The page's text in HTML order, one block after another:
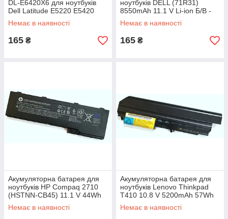
DL-E6420X6 для ноутбуків
Dell Latitude E5220 E5420
5600mAh 10.8 V-Li-ion Б/В -
МІНУС
Немає в наявності
165 ₴
ноутбуків DELL (71R31)
8550mAh 11.1 V Li-ion Б/В -
МІНУС
Немає в наявності
165 ₴
Акумуляторна батарея для
ноутбуків HP Compaq 2710
(HSTNN-CB45) 11.1 V 44Wh
3760mAh Li-ion
Немає в наявності
Акумуляторна батарея для
ноутбуків Lenovo Thinkpad
T410 10.8 V 5200mAh 57Wh
Li-ion (42T5264, 42T5262) Б/
В
Немає в наявності